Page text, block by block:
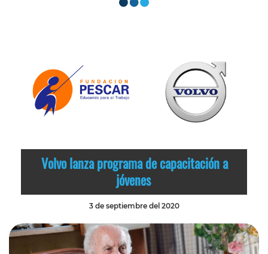
Volvo lanza programa de capacitación a
jóvenes
3 de septiembre del 2020